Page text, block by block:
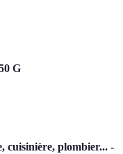
G
cuisinière, plombier... -